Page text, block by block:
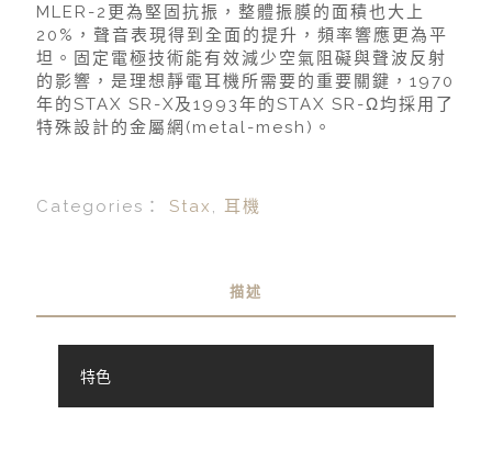
MLER-2更為堅固抗振，整體振膜的面積也大上
20%，聲音表現得到全面的提升，頻率響應更為平
坦。固定電極技術能有效減少空氣阻礙與聲波反射
的影響，是理想靜電耳機所需要的重要關鍵，1970
年的STAX SR-X及1993年的STAX SR-Ω均採用了
特殊設計的金屬網(metal-mesh)。
Categories： Stax 耳機
描述
特色